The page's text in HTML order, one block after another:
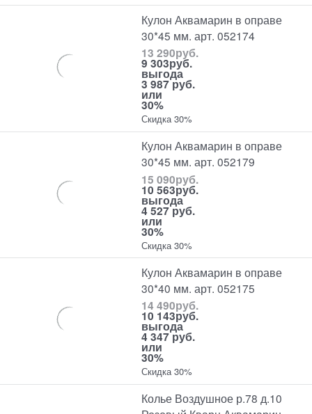
Кулон Аквамарин в оправе
30*45 мм. арт. 052174
13 290руб.
9 303руб.
выгода
3 987 руб.
или
30%
Скидка 30%
Кулон Аквамарин в оправе
30*45 мм. арт. 052179
15 090руб.
10 563руб.
выгода
4 527 руб.
или
30%
Скидка 30%
Кулон Аквамарин в оправе
30*40 мм. арт. 052175
14 490руб.
10 143руб.
выгода
4 347 руб.
или
30%
Скидка 30%
Колье Воздушное р.78 д.10